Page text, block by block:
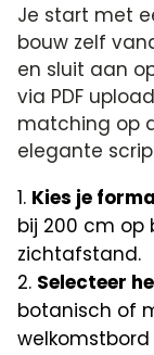
Je start met
bouw zelf
en sluit aan
via PDF
matching op
elegante
Kies je
bij 200 cm op
zichtafstand.
Selecteer
botanisch of